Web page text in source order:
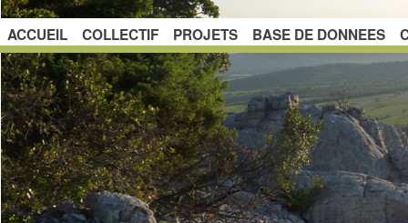
ACCUEIL COLLECTIF PROJETS BASE DE DONNEES